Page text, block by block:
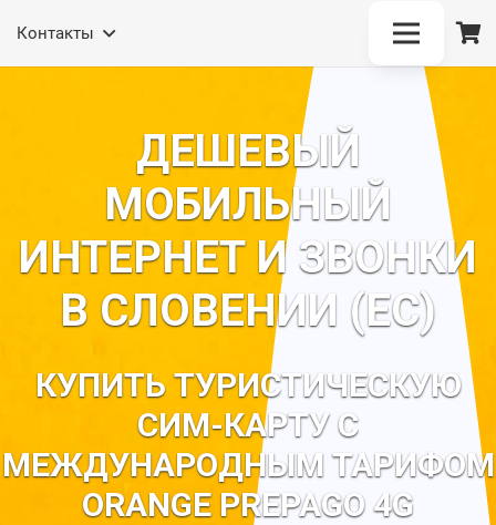
Контакты
ДЕШЕВЫЙ
МОБИЛЬНЫЙ
ИНТЕРНЕТ И ЗВОНКИ
В СЛОВЕНИИ (ЕС)
КУПИТЬ ТУРИСТИЧЕСКУЮ
СИМ-КАРТУ С
МЕЖДУНАРОДНЫМ ТАРИФОМ
ORANGE PREPAGO 4G